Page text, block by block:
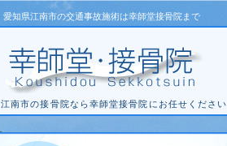
愛知県江南市の交通事故施術は幸師堂接骨院まで
江南市の接骨院なら幸師堂接骨院にお任せください